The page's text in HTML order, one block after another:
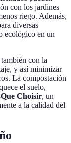
con los jardines
riego. Además,
diversas
ecológico en un
con la
y así minimizar
La compostación
el suelo,
Choisir, un
a la calidad del